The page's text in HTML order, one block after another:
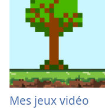
Mes jeux vidéo